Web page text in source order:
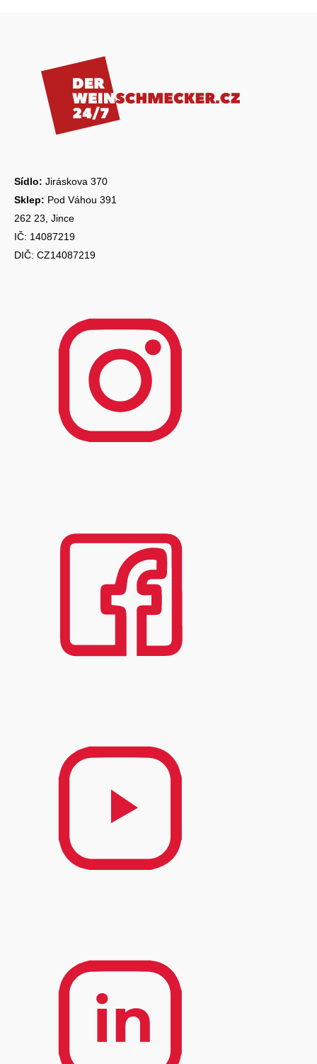
i
s
Sídlo: Jiráskova 370
Sklep: Pod Váhou 391
262 23, Jince
IČ: 14087219
DIČ: CZ14087219